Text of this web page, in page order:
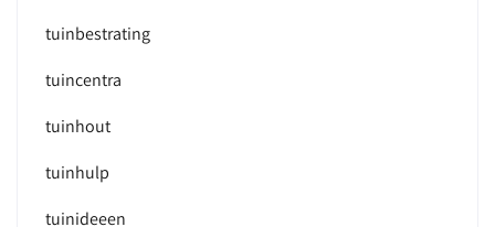
tuinbestrating
tuincentra
tuinhout
tuinhulp
tuinideeen